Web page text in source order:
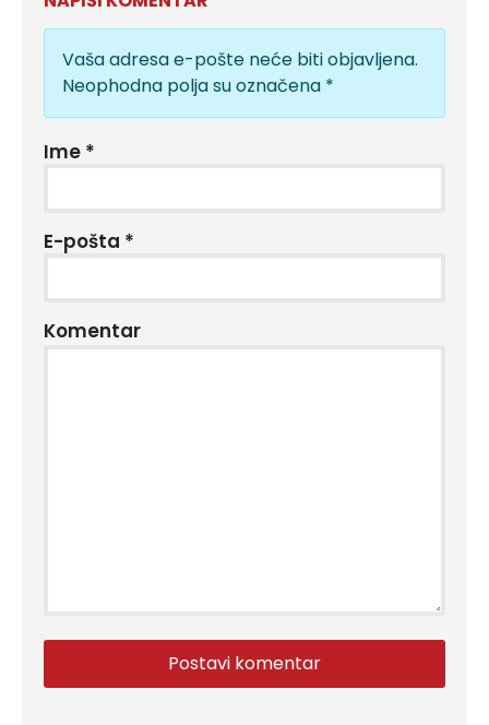
Vaša adresa e-pošte neće biti objavljena.
Neophodna polja su označena *
Ime *
E-pošta *
Komentar